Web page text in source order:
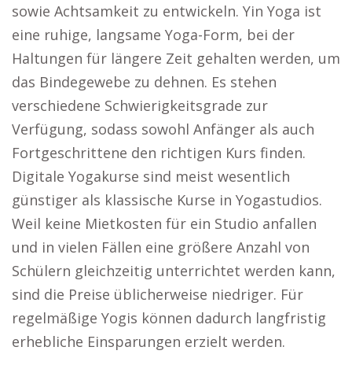
sowie Achtsamkeit zu entwickeln. Yin Yoga ist
eine ruhige, langsame Yoga-Form, bei der
Haltungen für längere Zeit gehalten werden, um
das Bindegewebe zu dehnen. Es stehen
verschiedene Schwierigkeitsgrade zur
Verfügung, sodass sowohl Anfänger als auch
Fortgeschrittene den richtigen Kurs finden.
Digitale Yogakurse sind meist wesentlich
günstiger als klassische Kurse in Yogastudios.
Weil keine Mietkosten für ein Studio anfallen
und in vielen Fällen eine größere Anzahl von
Schülern gleichzeitig unterrichtet werden kann,
sind die Preise üblicherweise niedriger. Für
regelmäßige Yogis können dadurch langfristig
erhebliche Einsparungen erzielt werden.